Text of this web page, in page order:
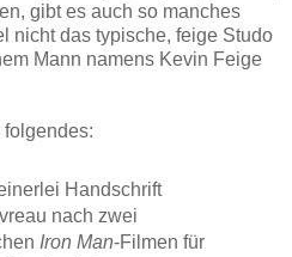
gibt es auch so manches
nicht das typische, feige Studo
Mann namens Kevin Feige
Handschrift
nach zwei
Iron Man-Filmen für